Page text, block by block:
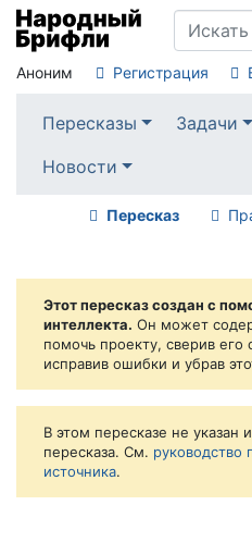
Аноним Регистрация
Пересказы Задачи
Новости
Пересказ
Этот пересказ создан с
интеллекта. Он может
помочь проекту, сверив
исправив ошибки и убрав
В этом пересказе не указан
пересказа. См. руководство
источника.